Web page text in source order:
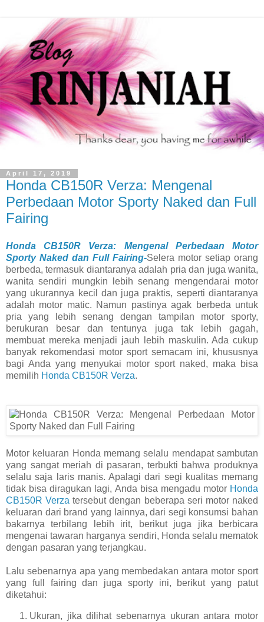
April 17, 2019
Honda CB150R Verza: Mengenal
Perbedaan Motor Sporty Naked dan Full
Fairing
Honda CB150R Verza: Mengenal Perbedaan Motor
Sporty Naked dan Full Fairing-Selera motor setiap orang
berbeda, termasuk diantaranya adalah pria dan juga wanita,
wanita sendiri mungkin lebih senang mengendarai motor
yang ukurannya kecil dan juga praktis, seperti diantaranya
adalah motor matic. Namun pastinya agak berbeda untuk
pria yang lebih senang dengan tampilan motor sporty,
berukuran besar dan tentunya juga tak lebih gagah,
membuat mereka menjadi jauh lebih maskulin. Ada cukup
banyak rekomendasi motor sport semacam ini, khususnya
bagi Anda yang menyukai motor sport naked, maka bisa
memilih Honda CB150R Verza.
Motor keluaran Honda memang selalu mendapat sambutan
yang sangat meriah di pasaran, terbukti bahwa produknya
selalu saja laris manis. Apalagi dari segi kualitas memang
tidak bisa diragukan lagi, Anda bisa mengadu motor Honda
CB150R Verza tersebut dengan beberapa seri motor naked
keluaran dari brand yang lainnya, dari segi konsumsi bahan
bakarnya terbilang lebih irit, berikut juga jika berbicara
mengenai tawaran harganya sendiri, Honda selalu mematok
dengan pasaran yang terjangkau.
Lalu sebenarnya apa yang membedakan antara motor sport
yang full fairing dan juga sporty ini, berikut yang patut
diketahui:
Ukuran, jika dilihat sebenarnya ukuran antara motor